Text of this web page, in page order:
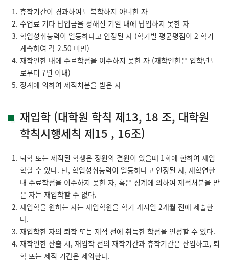
휴학기간이 경과하여도 복학하지 아니한 자
수업료 기타 납입금을 정해진 기일 내에 납입하지 못한 자
학업성취능력이 열등하다고 인정된 자 (학기별 평균평점이 2 학기
계속하여 각 2.50 미만)
재학연한 내에 수료학점을 이수하지 못한 자 (재학연한은 입학년도
로부터 7년 이내)
징계에 의하여 제적처분을 받은 자
재입학 (대학원 학칙 제13, 18 조, 대학원
학칙시행세칙 제15 , 16조)
퇴학 또는 제적된 학생은 정원의 결원이 있을때 1회에 한하여 재입
학할 수 있다. 단, 학업성취능력이 열등하다고 인정된 자, 재학연한
내 수료학점을 이수하지 못한 자, 혹은 징계에 의하여 제적처분을 받
은 자는 재입학할 수 없다.
재입학을 원하는 자는 재입학원을 학기 개시일 2개월 전에 제출한
다.
재입학한 자의 퇴학 또는 제적 전에 취득한 학점을 인정할 수 있다.
재학연한 산출 시, 재입학 전의 재학기간과 휴학기간은 산입하고, 퇴
학 또는 제적 기간은 제외한다.